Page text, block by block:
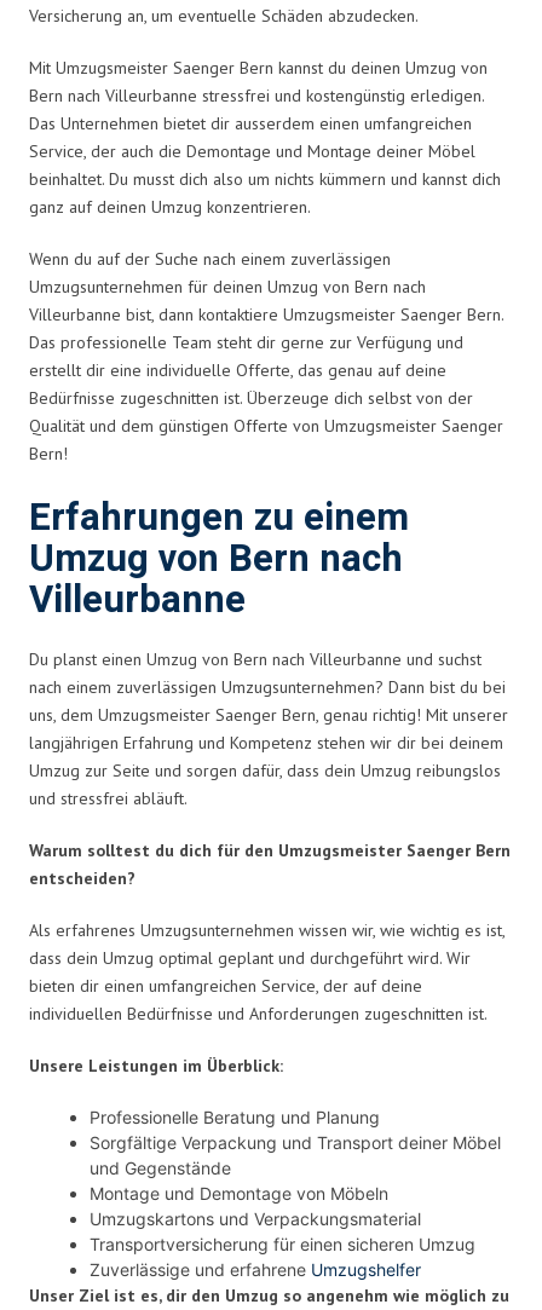
Versicherung an, um eventuelle Schäden abzudecken.
Mit Umzugsmeister Saenger Bern kannst du deinen Umzug von
Bern nach Villeurbanne stressfrei und kostengünstig erledigen.
Das Unternehmen bietet dir ausserdem einen umfangreichen
Service, der auch die Demontage und Montage deiner Möbel
beinhaltet. Du musst dich also um nichts kümmern und kannst dich
ganz auf deinen Umzug konzentrieren.
Wenn du auf der Suche nach einem zuverlässigen
Umzugsunternehmen für deinen Umzug von Bern nach
Villeurbanne bist, dann kontaktiere Umzugsmeister Saenger Bern.
Das professionelle Team steht dir gerne zur Verfügung und
erstellt dir eine individuelle Offerte, das genau auf deine
Bedürfnisse zugeschnitten ist. Überzeuge dich selbst von der
Qualität und dem günstigen Offerte von Umzugsmeister Saenger
Bern!
Erfahrungen zu einem
Umzug von Bern nach
Villeurbanne
Du planst einen Umzug von Bern nach Villeurbanne und suchst
nach einem zuverlässigen Umzugsunternehmen? Dann bist du bei
uns, dem Umzugsmeister Saenger Bern, genau richtig! Mit unserer
langjährigen Erfahrung und Kompetenz stehen wir dir bei deinem
Umzug zur Seite und sorgen dafür, dass dein Umzug reibungslos
und stressfrei abläuft.
Warum solltest du dich für den Umzugsmeister Saenger Bern
entscheiden?
Als erfahrenes Umzugsunternehmen wissen wir, wie wichtig es ist,
dass dein Umzug optimal geplant und durchgeführt wird. Wir
bieten dir einen umfangreichen Service, der auf deine
individuellen Bedürfnisse und Anforderungen zugeschnitten ist.
Unsere Leistungen im Überblick:
Professionelle Beratung und Planung
Sorgfältige Verpackung und Transport deiner Möbel
und Gegenstände
Montage und Demontage von Möbeln
Umzugskartons und Verpackungsmaterial
Transportversicherung für einen sicheren Umzug
Zuverlässige und erfahrene Umzugshelfer
Unser Ziel ist es, dir den Umzug so angenehm wie möglich zu